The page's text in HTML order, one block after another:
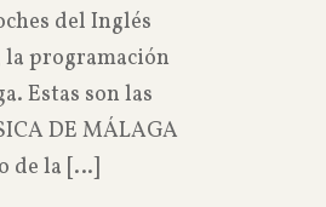
del Inglés
la programación
Estas son las
DE MÁLAGA
de la […]